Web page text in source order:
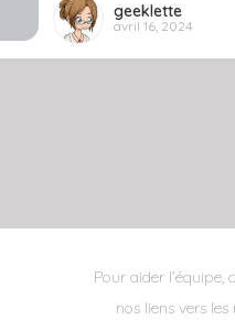
geeklette
avril 16, 2024
Pour aider l'équipe,
nos liens vers